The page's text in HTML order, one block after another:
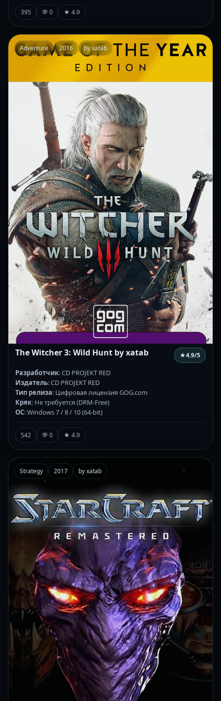
395 💬 0 ★ 4.9
Adventure 2016 by xatab
The Witcher 3: Wild Hunt by xatab ★4.9/5
Разработчик: CD PROJEKT RED
Издатель: CD PROJEKT RED
Тип релиза: Цифровая лицензия GOG.com
Кряк: Не требуется (DRM-Free)
ОС: Windows 7 / 8 / 10 (64-bit)
542 💬 0 ★ 4.9
Strategy 2017 by xatab